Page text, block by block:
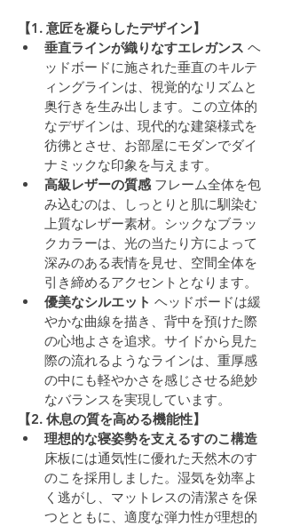
【1. 意匠を凝らしたデザイン】
垂直ラインが織りなすエレガンス ヘ
ッドボードに施された垂直のキルテ
ィングラインは、視覚的なリズムと
奥行きを生み出します。この立体的
なデザインは、現代的な建築様式を
彷彿とさせ、お部屋にモダンでダイ
ナミックな印象を与えます。
高級レザーの質感 フレーム全体を包
み込むのは、しっとりと肌に馴染む
上質なレザー素材。シックなブラッ
クカラーは、光の当たり方によって
深みのある表情を見せ、空間全体を
引き締めるアクセントとなります。
優美なシルエット ヘッドボードは緩
やかな曲線を描き、背中を預けた際
の心地よさを追求。サイドから見た
際の流れるようなラインは、重厚感
の中にも軽やかさを感じさせる絶妙
なバランスを実現しています。
【2. 休息の質を高める機能性】
理想的な寝姿勢を支えるすのこ構造
床板には通気性に優れた天然木のす
のこを採用しました。湿気を効率よ
く逃がし、マットレスの清潔さを保
つとともに、適度な弾力性が理想的